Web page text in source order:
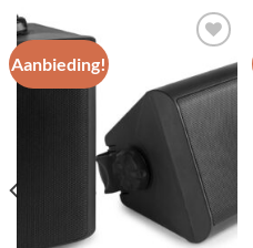
Aanbieding!
Toevoegen
aan
wenslijst